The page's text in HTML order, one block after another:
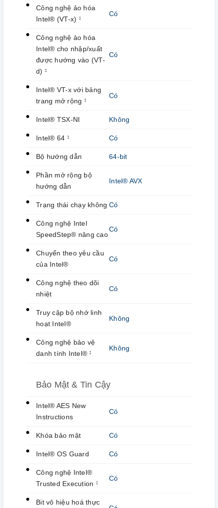
Công nghệ ảo hóa
Intel® (VT-x)
‡
Có
Công nghệ ảo hóa
Intel® cho nhập/xuất
được hướng vào (VT-
d)
‡
Có
Intel® VT-x với bảng
trang mở rộng
‡
Có
Intel® TSX-NI Không
Intel® 64 ‡ Có
Bộ hướng dẫn 64-bit
Phần mở rộng bộ
hướng dẫn
Intel® AVX
Trạng thái chạy không Có
Công nghệ Intel
SpeedStep® nâng cao
Có
Chuyển theo yêu cầu
của Intel®
Có
Công nghệ theo dõi
nhiệt
Có
Truy cập bộ nhớ linh
hoạt Intel®
Không
Công nghệ bảo vệ
danh tính Intel®‡
Không
Bảo Mật & Tin Cậy
Intel® AES New
Instructions
Có
Khóa bảo mật Có
Intel® OS Guard Có
Công nghệ Intel®
Trusted Execution
‡
Có
Bit vô hiệu hoá thực